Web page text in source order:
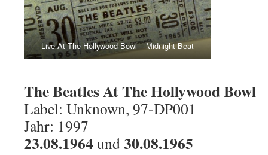
Live At The Hollywood Bowl – Midnight Beat
The Beatles At The Hollywood Bowl
Label: Unknown, 97-DP001
Jahr: 1997
23.08.1964 und30.08.1965